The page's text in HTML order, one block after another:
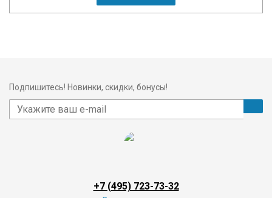
Подпишитесь! Новинки, скидки, бонусы!
+7 (495) 723-73-32